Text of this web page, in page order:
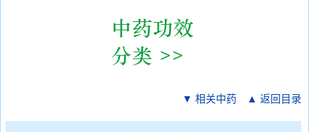
▼ 相关中药 ▲ 返回目录